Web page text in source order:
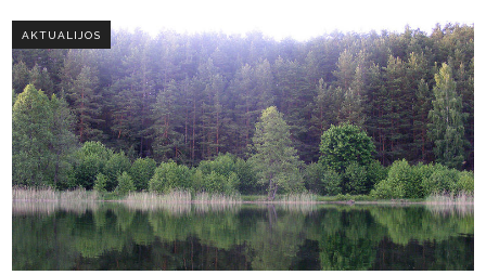
AKTUALIJOS